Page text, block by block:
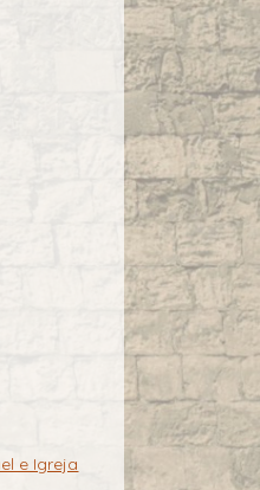
e Igreja